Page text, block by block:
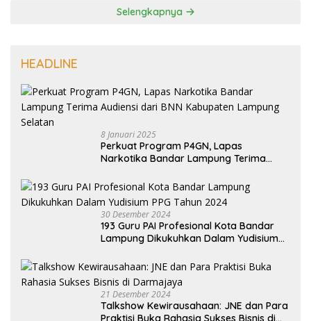
Selengkapnya
HEADLINE
8 Januari 2025
Perkuat Program P4GN, Lapas
Narkotika Bandar Lampung Terima
Selatan
30 Desember 2024
193 Guru PAI Profesional Kota Bandar
Lampung Dikukuhkan Dalam Yudisium
21 Desember 2024
Talkshow Kewirausahaan: JNE dan Para
Praktisi Buka Rahasia Sukses Bisnis di